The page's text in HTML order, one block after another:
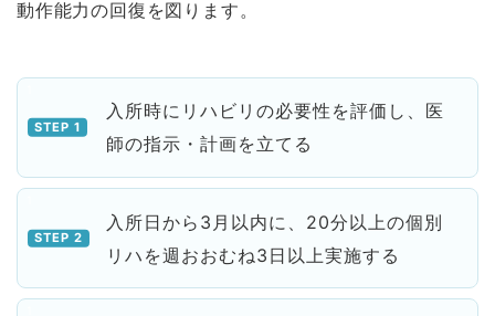
動作能力の回復を図ります。
入所時にリハビリの必要性を評価し、医
師の指示・計画を立てる
入所日から3月以内に、20分以上の個別
リハを週おおむね3日以上実施する